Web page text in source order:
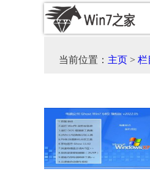
当前位置： 主页 > 栏